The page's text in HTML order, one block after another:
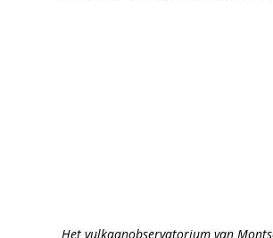
Het vulkaanobservatorium van